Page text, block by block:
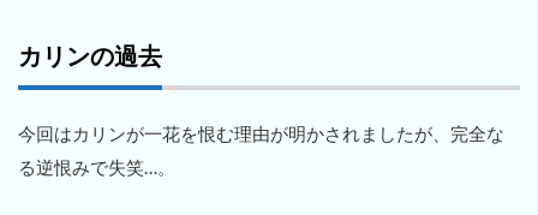
カリンの過去
今回はカリンが一花を恨む理由が明かされましたが、完全な
る逆恨みで失笑…。